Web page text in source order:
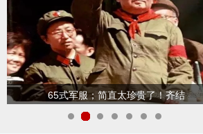
建设平安中国 离不开退役